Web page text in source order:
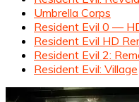
Umbrella Corps
Resident Evil 0 —
Resident Evil HD
Resident Evil 2:
Resident Evil: Village